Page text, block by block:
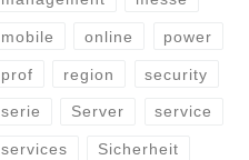
mobile online power
prof region security
serie Server service
services Sicherheit